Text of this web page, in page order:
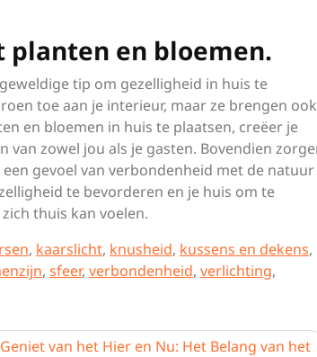
en bloemen.
tip om gezelligheid in huis te
toe aan je interieur, maar ze brengen ook
en bloemen in huis te plaatsen, creëer je
zowel jou als je gasten. Bovendien
gevoel van verbondenheid met de natuur
te bevorderen en je huis om te
thuis kan voelen.
, kaarslicht, knusheid, kussens en dekens,
, sfeer, verbondenheid, verlichting,
Geniet van het Hier en Nu: Het Belang van het